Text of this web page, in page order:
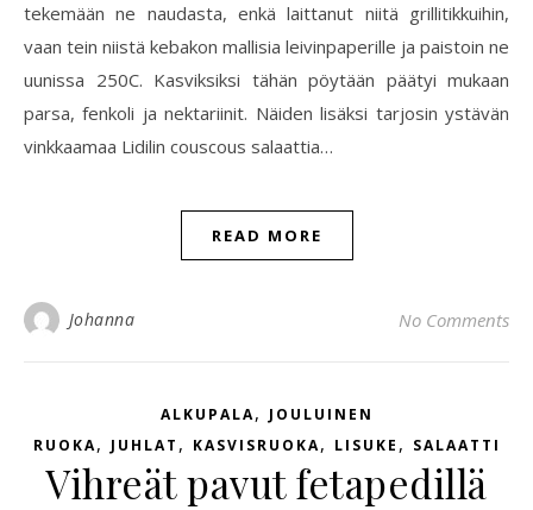
tekemään ne naudasta, enkä laittanut niitä grillitikkuihin,
vaan tein niistä kebakon mallisia leivinpaperille ja paistoin ne
uunissa 250C. Kasviksiksi tähän pöytään päätyi mukaan
parsa, fenkoli ja nektariinit. Näiden lisäksi tarjosin ystävän
vinkkaamaa Lidilin couscous salaattia…
READ MORE
Johanna No Comments
ALKUPALA, JOULUINEN
RUOKA, JUHLAT , KASVISRUOKA, LISUKE , SALAATTI
Vihreät pavut fetapedillä